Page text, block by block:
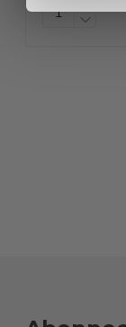
wit